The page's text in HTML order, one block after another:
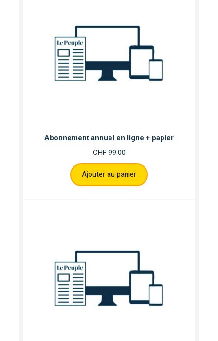
Abonnement annuel en ligne + papier
CHF99.00
Ajouter au panier